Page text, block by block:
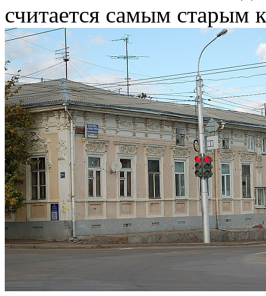
считается самым